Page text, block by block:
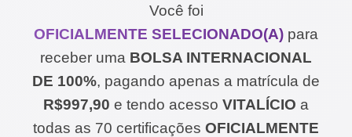
Você foi
OFICIALMENTE SELECIONADO(A) para
receber uma BOLSA INTERNACIONAL
DE 100%, pagando apenas a matrícula de
R$997,90 e tendo acesso VITALÍCIO a
todas as 70 certificações OFICIALMENTE